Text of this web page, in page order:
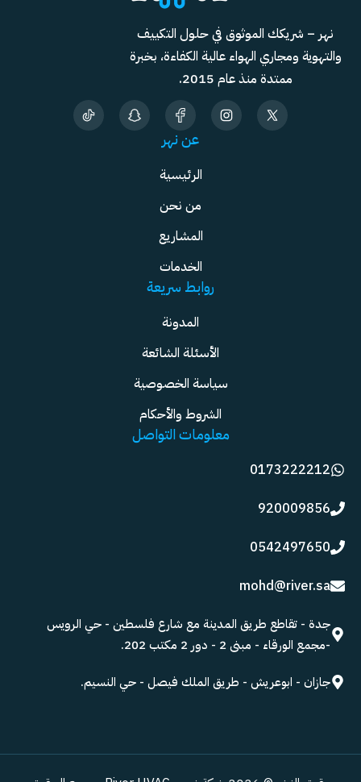
نهر – شريكك الموثوق في حلول التكييف
والتهوية ومجاري الهواء عالية الكفاءة، بخبرة
ممتدة منذ عام 2015.
عن نهر
الرئيسية
من نحن
المشاريع
الخدمات
روابط سريعة
المدونة
الأسئلة الشائعة
سياسة الخصوصية
الشروط والأحكام
معلومات التواصل
0173222212
920009856
0542497650
mohd@river.sa
جدة - تقاطع طريق المدينة مع شارع فلسطين - حي الرويس
-مجمع الورقاء - مبنى 2 - دور 2 مكتب 202.
جازان - ابوعريش - طريق الملك فيصل - حي النسيم.